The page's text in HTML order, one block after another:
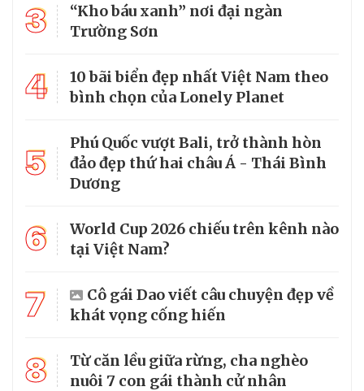
3
“Kho báu xanh” nơi đại ngàn
Trường Sơn
4
10 bãi biển đẹp nhất Việt Nam theo
bình chọn của Lonely Planet
5
Phú Quốc vượt Bali, trở thành hòn
đảo đẹp thứ hai châu Á - Thái Bình
Dương
6
World Cup 2026 chiếu trên kênh nào
tại Việt Nam?
7
Cô gái Dao viết câu chuyện đẹp về
khát vọng cống hiến
8
Từ căn lều giữa rừng, cha nghèo
nuôi 7 con gái thành cử nhân